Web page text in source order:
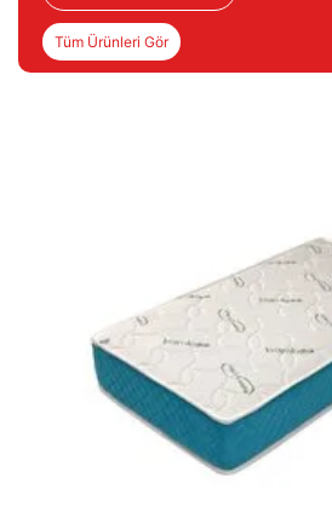
Tüm Ürünleri Gör